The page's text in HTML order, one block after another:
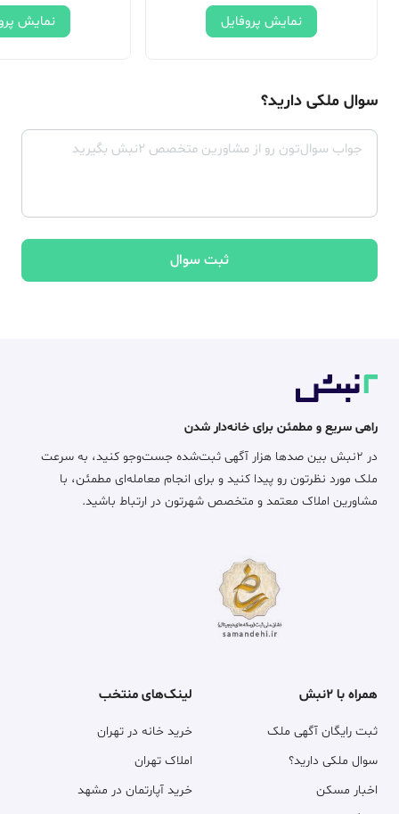
نمایش پروفایل نمایش
سوال ملکی دارید؟
ثبت سوال
راهی سریع و مطمئن برای خانه‌دار شدن
در ۲نبش بین صدها هزار آگهی ثبت‌شده جست‌وجو کنید، به سرعت
ملک مورد نظرتون رو پیدا کنید و برای انجام معامله‌ای مطمئن، با
مشاورین املاک معتمد و متخصص شهرتون در ارتباط باشید.
همراه با ۲نبش
ثبت رایگان آگهی ملک
سوال ملکی دارید؟
اخبار مسکن
لینک‌های منتخب
خرید خانه در تهران
املاک تهران
خرید آپارتمان در مشهد